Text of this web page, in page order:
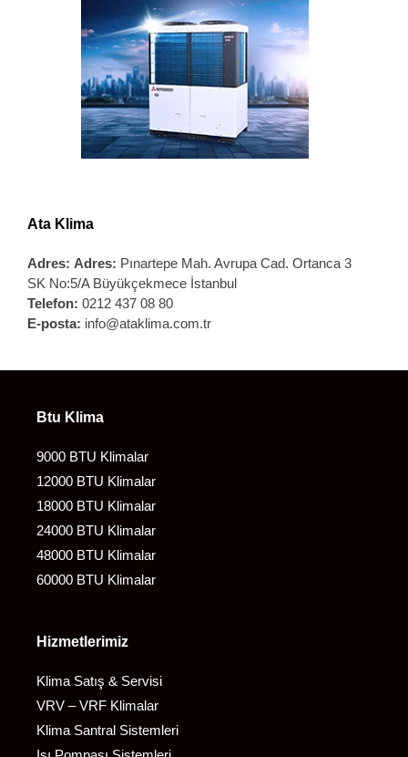
Ata Klima
Adres: Adres: Pınartepe Mah. Avrupa Cad. Ortanca 3
SK No:5/A Büyükçekmece İstanbul
Telefon: 0212 437 08 80
E-posta: info@ataklima.com.tr
Btu Klima
9000 BTU Klimalar
12000 BTU Klimalar
18000 BTU Klimalar
24000 BTU Klimalar
48000 BTU Klimalar
60000 BTU Klimalar
Hizmetlerimiz
Klima Satış & Servisi
VRV – VRF Klimalar
Klima Santral Sistemleri